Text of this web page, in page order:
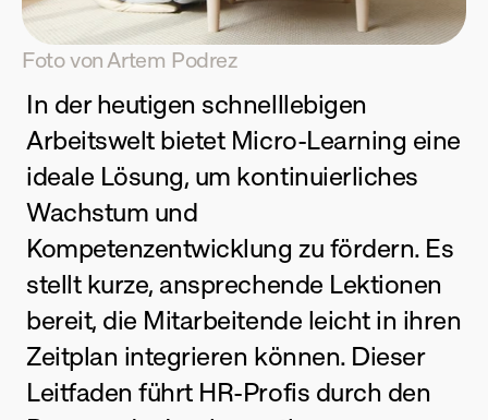
Foto von Artem Podrez
In der heutigen schnelllebigen
Arbeitswelt bietet Micro-Learning eine
ideale Lösung, um kontinuierliches
Wachstum und
Kompetenzentwicklung zu fördern. Es
stellt kurze, ansprechende Lektionen
bereit, die Mitarbeitende leicht in ihren
Zeitplan integrieren können. Dieser
Leitfaden führt HR-Profis durch den